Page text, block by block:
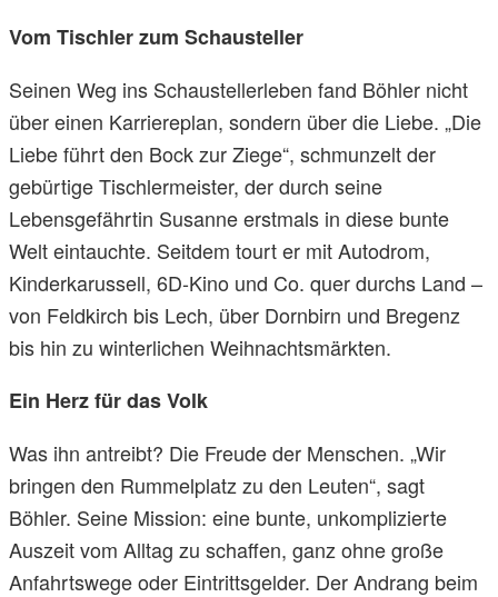
Vom Tischler zum Schausteller
Seinen Weg ins Schaustellerleben fand Böhler nicht
über einen Karriereplan, sondern über die Liebe. „Die
Liebe führt den Bock zur Ziege“, schmunzelt der
gebürtige Tischlermeister, der durch seine
Lebensgefährtin Susanne erstmals in diese bunte
Welt eintauchte. Seitdem tourt er mit Autodrom,
Kinderkarussell, 6D-Kino und Co. quer durchs Land –
von Feldkirch bis Lech, über Dornbirn und Bregenz
bis hin zu winterlichen Weihnachtsmärkten.
Ein Herz für das Volk
Was ihn antreibt? Die Freude der Menschen. „Wir
bringen den Rummelplatz zu den Leuten“, sagt
Böhler. Seine Mission: eine bunte, unkomplizierte
Auszeit vom Alltag zu schaffen, ganz ohne große
Anfahrtswege oder Eintrittsgelder. Der Andrang beim